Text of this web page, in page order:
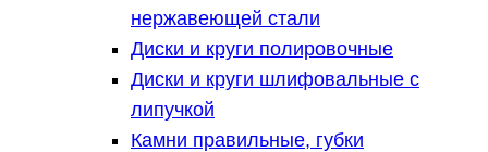
нержавеющей стали
Диски и круги полировочные
Диски и круги шлифовальные с
липучкой
Камни правильные, губки